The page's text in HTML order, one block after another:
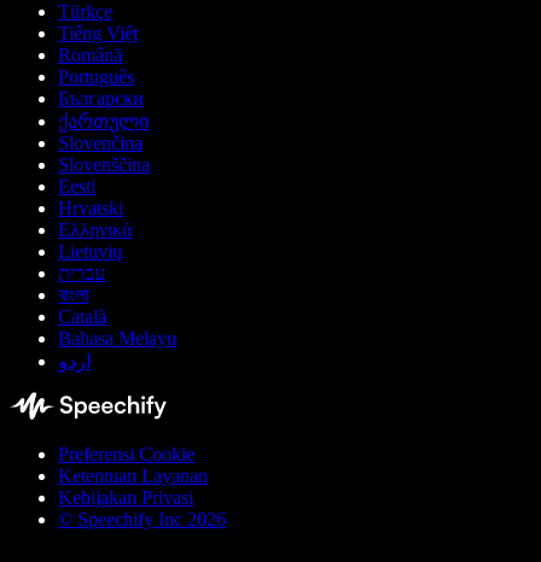
Türkçe
Tiếng Việt
Română
Português
Български
ქართული
Slovenčina
Slovenščina
Eesti
Hrvatski
Ελληνικά
Lietuvių
עברית
বাংলা
Català
Bahasa Melayu
اردو
Preferensi Cookie
Ketentuan Layanan
Kebijakan Privasi
© Speechify Inc 2026